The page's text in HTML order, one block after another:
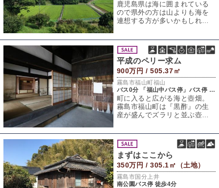
鹿児島県は海に囲まれている
ので県外の方は山よりも海を
連想する方が多いかもしれま
平成のペリー求ム
900万円 / 505.37㎡
霧島市福山町福山
バス0分 「福山中バス停」バス停 徒歩2分
町に入ると広がる海と壺畑。
霧島市福山町は『黒酢』の生
産が盛んでズラリと並ぶ壺を
まずはここから
350万円 / 305.1㎡（土地）
霧島市国分上井
南公園バス停 徒歩4分